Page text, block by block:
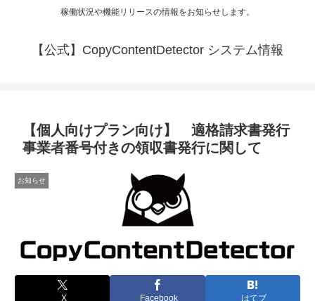
稼働状況や機能リリースの情報をお知らせします。
【公式】CopyContentDetector システム情報
【個人向けプラン向け】 適格請求書発行
事業者番号付きの領収書発行に関して
お知らせ
X Facebook はてブ